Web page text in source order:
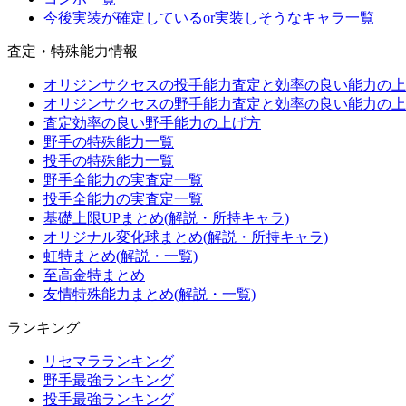
今後実装が確定しているor実装しそうなキャラ一覧
査定・特殊能力情報
オリジンサクセスの投手能力査定と効率の良い能力の
オリジンサクセスの野手能力査定と効率の良い能力の
査定効率の良い野手能力の上げ方
野手の特殊能力一覧
投手の特殊能力一覧
野手全能力の実査定一覧
投手全能力の実査定一覧
基礎上限UPまとめ(解説・所持キャラ)
オリジナル変化球まとめ(解説・所持キャラ)
虹特まとめ(解説・一覧)
至高金特まとめ
友情特殊能力まとめ(解説・一覧)
ランキング
リセマラランキング
野手最強ランキング
投手最強ランキング